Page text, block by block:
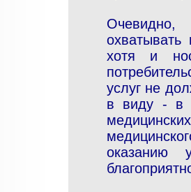
Очевидно,
хотя и
услуг не
в виду - в
оказанию